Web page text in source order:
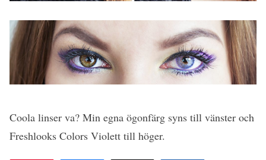
Coola linser va? Min egna ögonfärg syns till vänster och
Freshlooks Colors Violett till höger.